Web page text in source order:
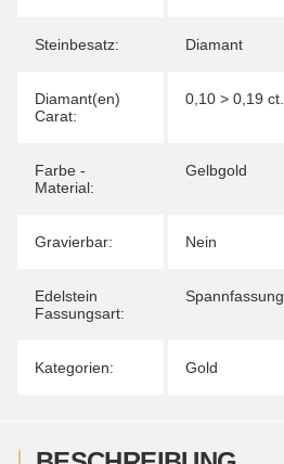
Steinbesatz: Diamant
Diamant(en)
Carat:
0,10 > 0,19 ct.
Farbe -
Material:
Gelbgold
Gravierbar: Nein
Edelstein
Fassungsart:
Spannfassung
Kategorien: Gold